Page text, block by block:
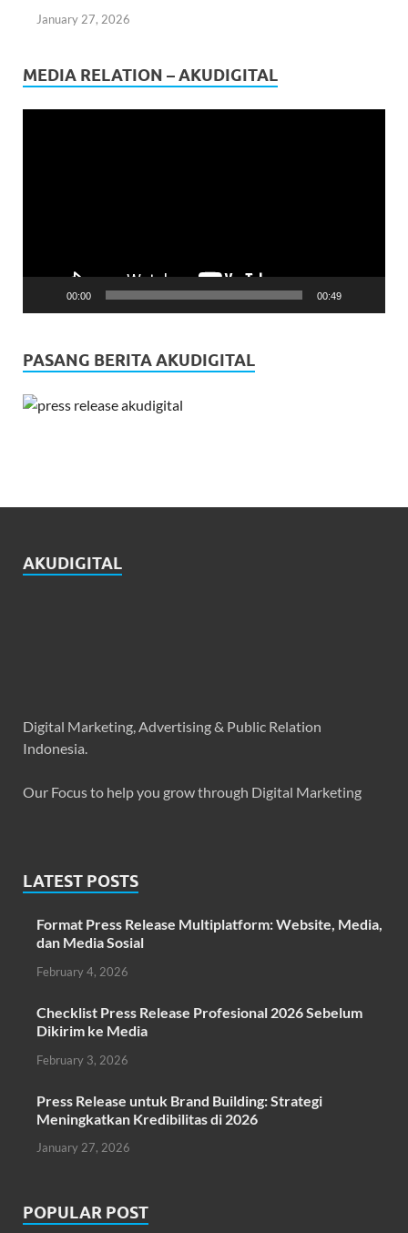
January 27, 2026
MEDIA RELATION – AKUDIGITAL
00:00 00:49
PASANG BERITA AKUDIGITAL
AKUDIGITAL
Digital Marketing, Advertising & Public Relation
Indonesia.
Our Focus to help you grow through Digital Marketing
LATEST POSTS
Format Press Release Multiplatform: Website, Media,
dan Media Sosial
February 4, 2026
Checklist Press Release Profesional 2026 Sebelum
Dikirim ke Media
February 3, 2026
Press Release untuk Brand Building: Strategi
Meningkatkan Kredibilitas di 2026
January 27, 2026
POPULAR POST